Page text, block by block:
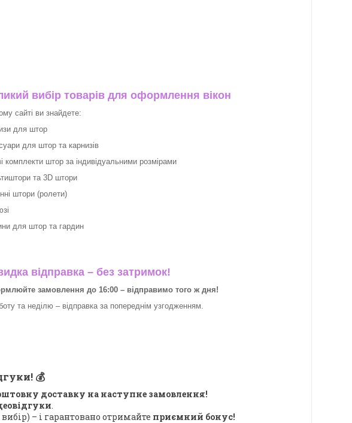
вибір товарів для оформлення вікон
сайті ви знайдете:
для штор
для штор та карнизів
комплекти штор за індивідуальними розмірами
та 3D штори
штори (ролети)
для штор та гардин
відправка – без затримок!
замовлення до 16:00 – відправимо того ж дня!
та неділю – відправка за попереднім узгодженням.
💰
доставку на наступне замовлення!
.
– і гарантовано отримайте приємний бонус!